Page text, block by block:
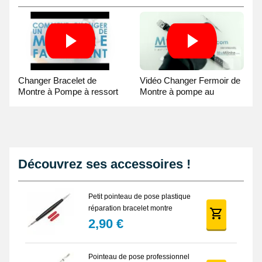
Changer Bracelet de
Montre à Pompe à ressort
Vidéo Changer Fermoir de
Montre à pompe au
Découvrez ses accessoires !
Petit pointeau de pose plastique
réparation bracelet montre
2,90 €
Pointeau de pose professionnel